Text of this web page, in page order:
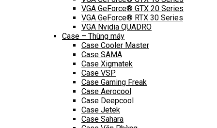
VGA GeForce® GTX 20 Series
VGA GeForce® RTX 30 Series
VGA Nvidia QUADRO
Case – Thùng máy
Case Cooler Master
Case SAMA
Case Xigmatek
Case VSP
Case Gaming Freak
Case Aerocool
Case Deepcool
Case Jetek
Case Sahara